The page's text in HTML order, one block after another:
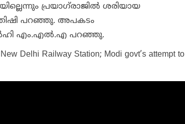
പ്രയാഗ്‌രാജില്‍ ശരിയായ
പറഞ്ഞു. അപകടം
എം.എല്‍.എ പറഞ്ഞു.
Delhi Railway Station; Modi govt’s attempt to